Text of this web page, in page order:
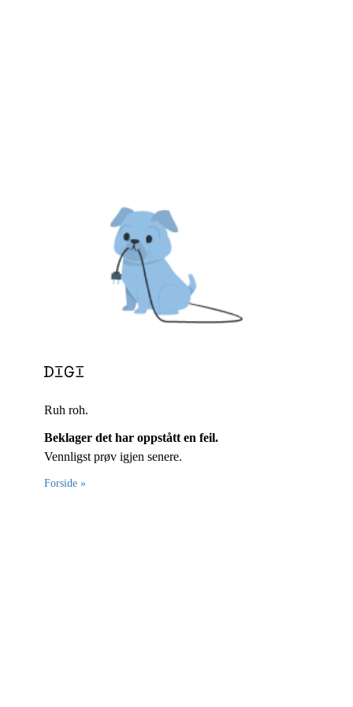
Ruh roh.
Beklager det har oppstått en feil.
Vennligst prøv igjen senere.
Forside »